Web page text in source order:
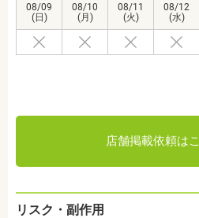
08/09
(日)
08/10
(月)
08/11
(火)
08/12
(水)
店舗掲載依頼は
リスク・副作用